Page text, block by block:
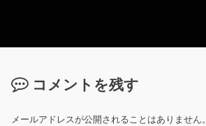
コメントを残す
メールアドレスが公開されることはありません。